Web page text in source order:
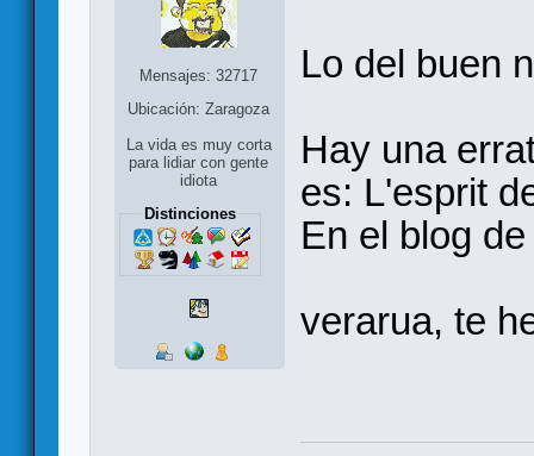
Mensajes: 32717
Ubicación: Zaragoza
La vida es muy corta
para lidiar con gente
idiota
Distinciones
Lo del buen
Hay una
es: L'esprit
En el blog
verarua, te